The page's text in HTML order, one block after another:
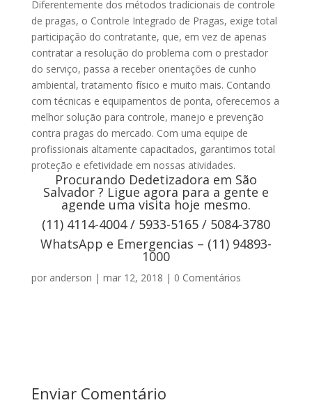
Diferentemente dos métodos tradicionais de controle
de pragas, o Controle Integrado de Pragas, exige total
participação do contratante, que, em vez de apenas
contratar a resolução do problema com o prestador
do serviço, passa a receber orientações de cunho
ambiental, tratamento físico e muito mais. Contando
com técnicas e equipamentos de ponta, oferecemos a
melhor solução para controle, manejo e prevenção
contra pragas do mercado. Com uma equipe de
profissionais altamente capacitados, garantimos total
proteção e efetividade em nossas atividades.
Procurando Dedetizadora em São
Salvador ? Ligue agora para a gente e
agende uma visita hoje mesmo.
(11) 4114-4004 / 5933-5165 / 5084-3780
WhatsApp e Emergencias – (11) 94893-
1000
por anderson | mar 12, 2018 | 0 Comentários
Enviar Comentário